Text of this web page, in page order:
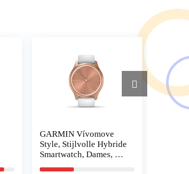
GARMIN Vívomove
Style, Stijlvolle Hybride
Smartwatch, Dames, 2